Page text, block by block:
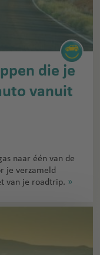
die je
vanuit
naar één van de
je verzameld
van je roadtrip. »